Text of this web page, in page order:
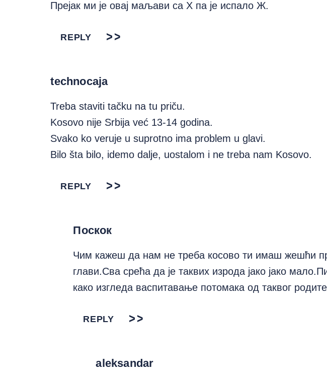
Прејак ми је овај маљави са Х па је испало Ж.
REPLY
technocaja
Treba staviti tačku na tu priču.
Kosovo nije Srbija već 13-14 godina.
Svako ko veruje u suprotno ima problem u glavi.
Bilo šta bilo, idemo dalje, uostalom i ne treba nam Kosovo.
REPLY
Поскок
Чим кажеш да нам не треба косово ти имаш жешћи
глави.Сва срећа да је таквих изрода јако јако
како изгледа васпитавање потомака од таквог
REPLY
aleksandar